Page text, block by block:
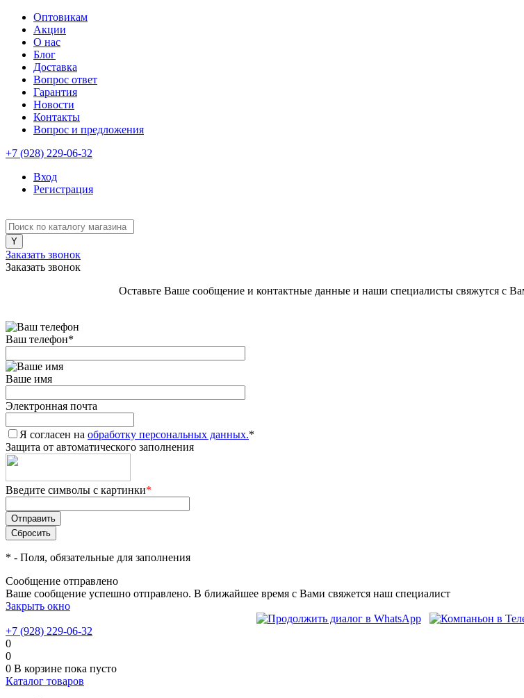
Оптовикам
Акции
О нас
Блог
Доставка
Вопрос ответ
Гарантия
Новости
Контакты
Вопрос и предложения
+7 (928) 229-06-32
Вход
Регистрация
Заказать звонок
Заказать звонок
Оставьте Ваше сообщение и контактные данные и наши специалисты свяжутся с
Ваш телефон*
Ваше имя
Электронная почта
Я согласен на обработку персональных данных.*
Защита от автоматического заполнения
Введите символы с картинки*
* - Поля, обязательные для заполнения
Сообщение отправлено
Ваше сообщение успешно отправлено. В ближайшее время с Вами свяжется наш специалист
Закрыть окно
+7 (928) 229-06-32
0
0
0 В корзине пока пусто
Каталог товаров